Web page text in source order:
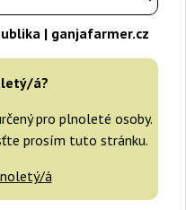
| ganjafarmer.cz
á?
pro plnoleté osoby.
prosím tuto stránku.
á